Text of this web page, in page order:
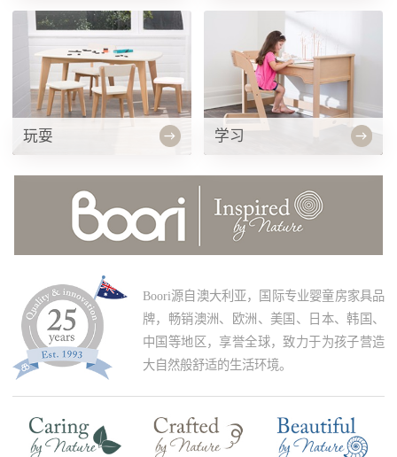
玩耍 学习
Boori源自澳大利亚，国际专业婴童房家具品
牌，畅销澳洲、欧洲、美国、日本、韩国、
中国等地区，享誉全球，致力于为孩子营造
大自然般舒适的生活环境。